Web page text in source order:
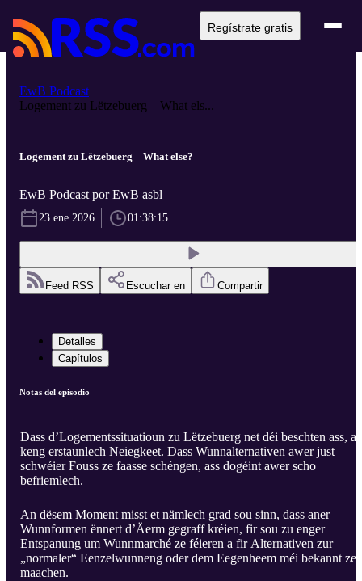
Regístrate gratis
EwB Podcast
Logement zu Lëtzebuerg – What els...
Logement zu Lëtzebuerg – What else?
EwB Podcast por EwB asbl
23 ene 2026 01:38:15
Feed RSS Escuchar en Compartir
Detalles
Capítulos
Notas del episodio
Dass d’Logementssituatioun zu Lëtzebuerg net déi beschten ass,
keng erstaunlech Neiegkeet. Dass Wunnalternativen awer just
schwéier Fouss ze faasse schéngen, ass dogéint awer scho
befriemlech.
An dësem Moment misst et nämlech grad sou sinn, dass aner
Wunnformen ënnert d’Äerm gegraff kréien, fir sou zu enger
Entspanung um Wunnmarché ze féieren a fir Alternativen zur
„normaler“ Eenzelwunneng oder dem Eegenheem méi bekannt ze
maachen.